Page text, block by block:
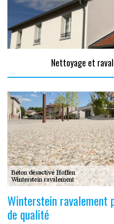
Nettoyage et
Winterstein ravalement
de qualité